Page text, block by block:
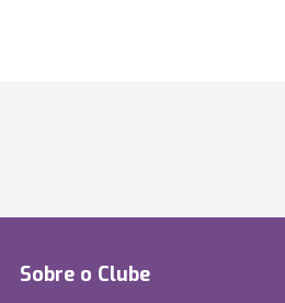
Sobre o Clube